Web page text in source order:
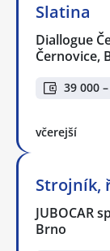
Slatina
Diallogue
Černovice,
39 000
včerejší
Strojník,
JUBOCAR
Brno